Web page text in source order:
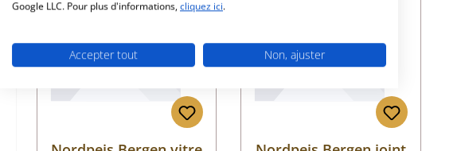
Google LLC. Pour plus d'informations, cliquez ici.
Accepter tout Non, ajuster